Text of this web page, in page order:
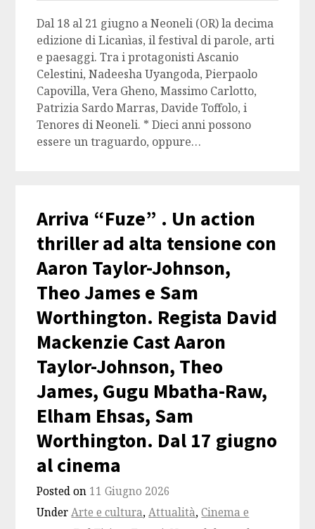
Dal 18 al 21 giugno a Neoneli (OR) la decima
edizione di Licanìas, il festival di parole, arti
e paesaggi. Tra i protagonisti Ascanio
Celestini, Nadeesha Uyangoda, Pierpaolo
Capovilla, Vera Gheno, Massimo Carlotto,
Patrizia Sardo Marras, Davide Toffolo, i
Tenores di Neoneli. * Dieci anni possono
essere un traguardo, oppure…
Arriva “Fuze” . Un action
thriller ad alta tensione con
Aaron Taylor-Johnson,
Theo James e Sam
Worthington. Regista David
Mackenzie Cast Aaron
Taylor-Johnson, Theo
James, Gugu Mbatha-Raw,
Elham Ehsas, Sam
Worthington. Dal 17 giugno
al cinema
Posted on 11 Giugno 2026
UnderArte e cultura,Attualità,Cinema e